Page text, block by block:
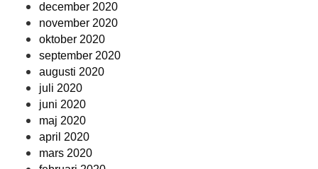
december 2020
november 2020
oktober 2020
september 2020
augusti 2020
juli 2020
juni 2020
maj 2020
april 2020
mars 2020